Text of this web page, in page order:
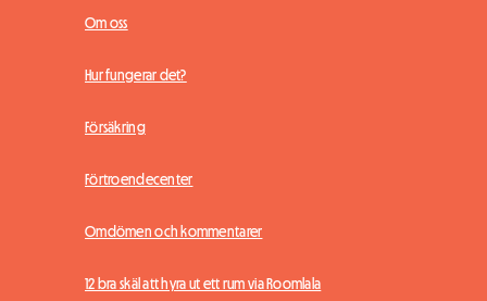
Om oss
Hur fungerar det?
Försäkring
Förtroendecenter
Omdömen och kommentarer
12 bra skäl att hyra ut ett rum via Roomlala